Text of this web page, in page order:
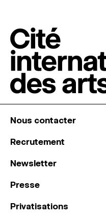
Nous contacter
Recrutement
Newsletter
Presse
Privatisations